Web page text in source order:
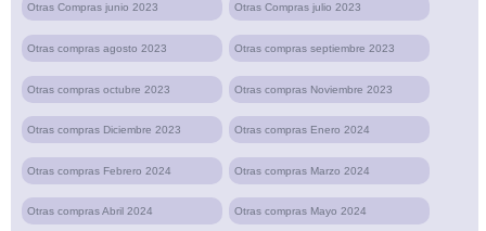
Otras Compras junio 2023 Otras Compras julio 2023
Otras compras agosto 2023 Otras compras septiembre 2023
Otras compras octubre 2023 Otras compras Noviembre 2023
Otras compras Diciembre 2023 Otras compras Enero 2024
Otras compras Febrero 2024 Otras compras Marzo 2024
Otras compras Abril 2024 Otras compras Mayo 2024